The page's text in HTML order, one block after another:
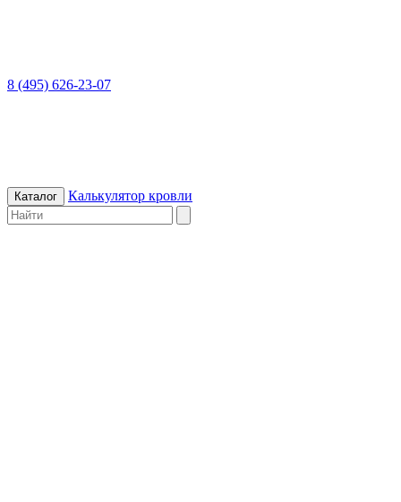
8 (495) 626-23-07
Каталог Калькулятор кровли